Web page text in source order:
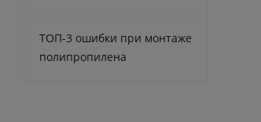
ТОП-3 ошибки при монтаже
полипропилена